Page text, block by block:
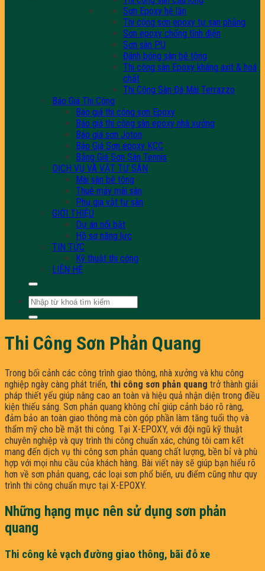
Sơn Epoxy hệ lăn
Thi công sơn epoxy tự san phẳng
Sơn epoxy chống tĩnh điện
Sơn sàn PU
Đánh bóng sàn bê tông
Thi công sàn Epoxy kháng axit & hoá
chất
Thi Công Sàn Đá Mài Terrazzo
Báo Giá Thi Công
Báo giá thi công sơn Epoxy
Báo giá thi công sàn epoxy nhà xưởng
Báo giá sơn Joton
Báo Giá Sơn epoxy KCC
Bảng Giá Sơn Sân Tennis
DỊCH VỤ VÀ VẬT TƯ SÀN
Mài sàn bê tông
Thuê máy mài sàn
Phụ gia vật tư sàn
GIỚI THIỆU
Dự án nổi bật
Hồ sơ năng lực
TIN TỨC
Kỹ thuật thi công
LIÊN HỆ
Tìm
kiếm:
Thi Công Sơn Phản Quang
Trong bối cảnh các công trình giao thông, nhà xưởng và khu công
nghiệp ngày càng phát triển, thi công sơn phản quang trở thành giải
pháp thiết yếu giúp nâng cao an toàn và hiệu quả nhận diện trong điều
kiện thiếu sáng. Sơn phản quang không chỉ giúp cảnh báo rõ ràng,
đảm bảo an toàn giao thông mà còn góp phần làm tăng tuổi thọ và
thẩm mỹ cho bề mặt thi công. Tại X-EPOXY, với đội ngũ kỹ thuật
chuyên nghiệp và quy trình thi công chuẩn xác, chúng tôi cam kết
mang đến dịch vụ thi công sơn phản quang chất lượng, bền bỉ và phù
hợp với mọi nhu cầu của khách hàng. Bài viết này sẽ giúp bạn hiểu rõ
hơn về sơn phản quang, các loại sơn phổ biến, ưu điểm cũng như quy
trình thi công chuẩn mực tại X-EPOXY.
Những hạng mục nên sử dụng sơn phản
quang
Thi công kẻ vạch đường giao thông, bãi đỗ xe